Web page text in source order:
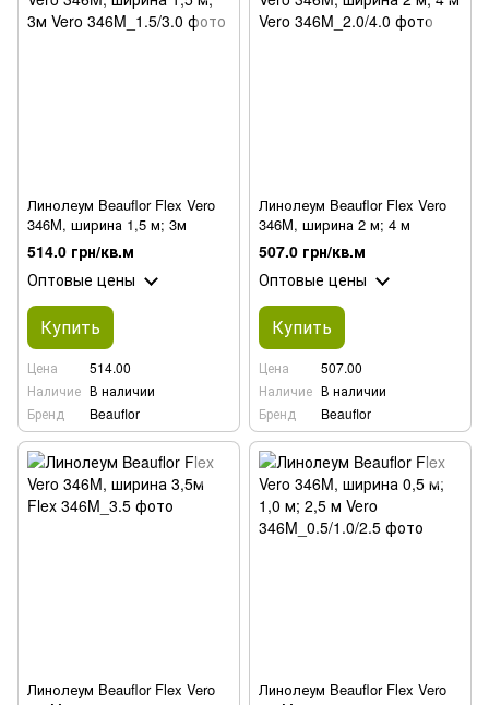
Линолеум Beauflor Flex Vero
346M, ширина 1,5 м; 3м
514.0 грн/кв.м
Оптовые цены
Купить
Цена
514.00
Наличие В наличии
Бренд
Beauflor
Линолеум Beauflor Flex Vero
346M, ширина 2 м; 4 м
507.0 грн/кв.м
Оптовые цены
Купить
Цена
507.00
Наличие В наличии
Бренд
Beauflor
Линолеум Beauflor Flex Vero
Линолеум Beauflor Flex Vero